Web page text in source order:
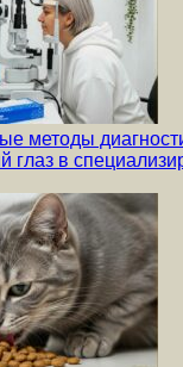
методы
глаз в